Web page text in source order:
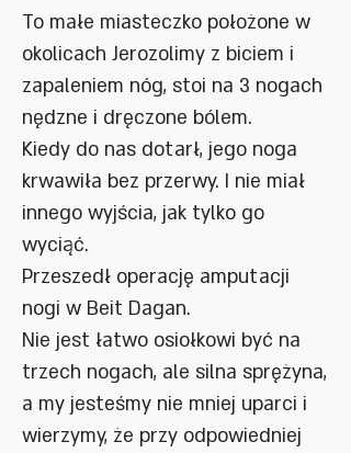
To małe miasteczko położone w
okolicach Jerozolimy z biciem i
zapaleniem nóg, stoi na 3 nogach
nędzne i dręczone bólem.
Kiedy do nas dotarł, jego noga
krwawiła bez przerwy. I nie miał
innego wyjścia, jak tylko go
wyciąć.
Przeszedł operację amputacji
nogi w Beit Dagan.
Nie jest łatwo osiołkowi być na
trzech nogach, ale silna sprężyna,
a my jesteśmy nie mniej uparci i
wierzymy, że przy odpowiedniej